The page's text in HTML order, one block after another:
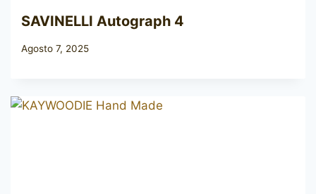
SAVINELLI Autograph 4
Agosto 7, 2025